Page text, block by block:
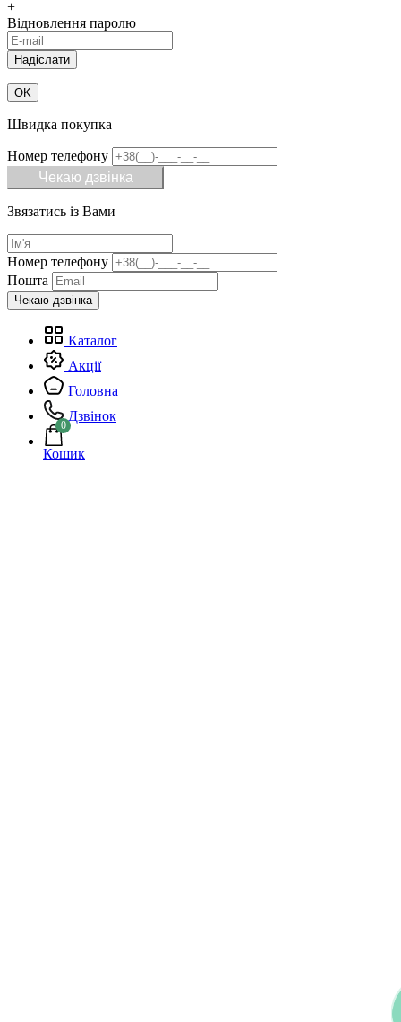
+
Відновлення паролю
OK
Швидка покупка
Номер телефону
Чекаю дзвінка
Звязатись із Вами
Номер телефону
Пошта
Каталог
Акції
Головна
Дзвінок
0
Кошик